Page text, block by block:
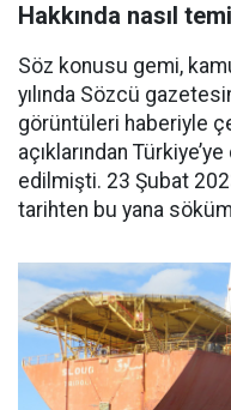
Hakkında nasıl
Söz konusu gemi,
yılında Sözcü
görüntüleri haberiyle
açıklarından
edilmişti. 23 Şubat
tarihten bu yana